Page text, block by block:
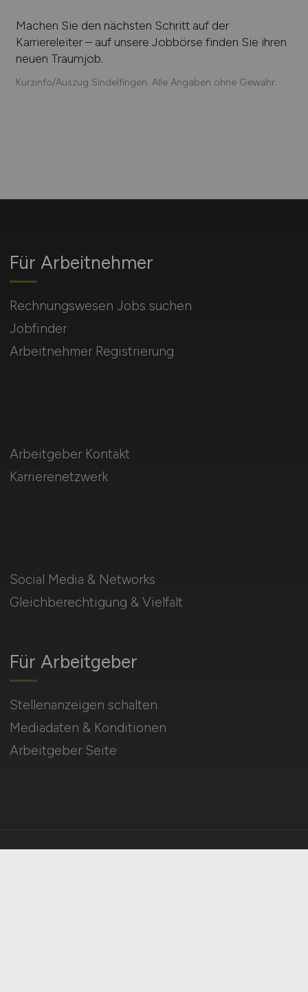
Machen Sie den nächsten Schritt auf der
Karriereleiter – auf unsere Jobbörse finden Sie ihren
neuen Traumjob.
Kurzinfo/Auszug Sindelfingen. Alle Angaben ohne Gewähr.
Für Arbeitnehmer
Rechnungswesen Jobs suchen
Jobfinder
Arbeitnehmer Registrierung
Social Media & Networks
Gleichberechtigung & Vielfalt
Für Arbeitgeber
Stellenanzeigen schalten
Mediadaten & Konditionen
Arbeitgeber Seite
Arbeitgeber Kontakt
Karrierenetzwerk